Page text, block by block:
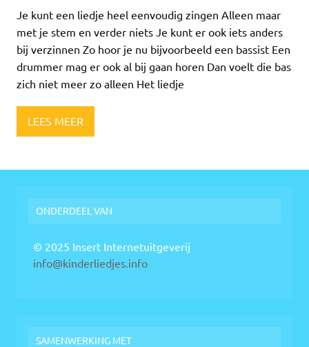
Je kunt een liedje heel eenvoudig zingen Alleen maar
met je stem en verder niets Je kunt er ook iets anders
bij verzinnen Zo hoor je nu bijvoorbeeld een bassist Een
drummer mag er ook al bij gaan horen Dan voelt die bas
zich niet meer zo alleen Het liedje
LEES MEER
ONDERDEEL VAN
© 2025 Insert Internetuitgeverij
info@kinderliedjes.info
SAMENWERKING MET